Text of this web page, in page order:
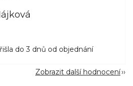
do 3 dnů od objednání
Zobrazit další hodnocení